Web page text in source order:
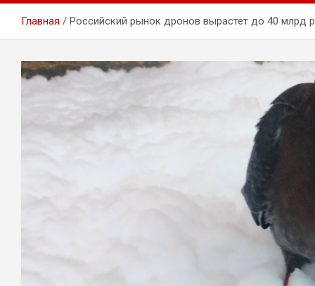
Главная Российский рынок дронов вырастет до 40 млрд